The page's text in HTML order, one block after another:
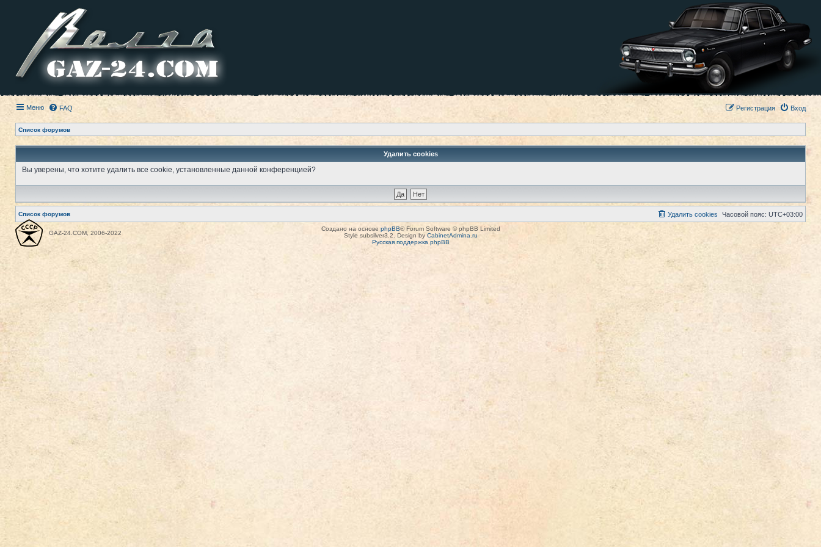
Меню FAQ Вход
Регистрация
Список форумов
Удалить cookies
Вы уверены, что хотите удалить все cookie, установленные данной конференцией?
Список форумов Часовой пояс: UTC+03:00
Удалить cookies
GAZ-24.COM, 2006-2022
Создано на основе phpBB® Forum Software © phpBB Limited
Style subsilver3.2. Design by CabinetAdmina.ru
Русская поддержка phpBB